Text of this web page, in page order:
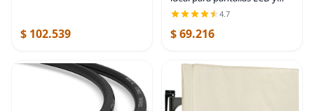
$ 102.539
LED de televisor,
computadora, laptops e
iPads. Cada botella grande de
4.7
$ 69.216